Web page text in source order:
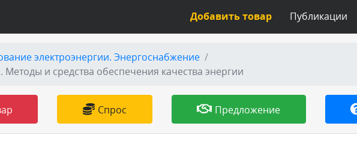
Публикации
Добавить товар
электроэнергии. Энергоснабжение
Методы и средства обеспечения качества энергии
Спрос Предложение